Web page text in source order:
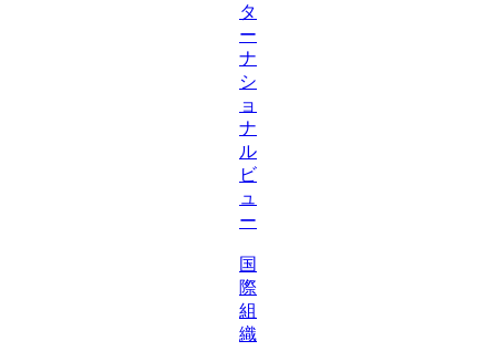
タ
ー
ナ
シ
ョ
ナ
ル
ビ
ュ
ー
国
際
組
織